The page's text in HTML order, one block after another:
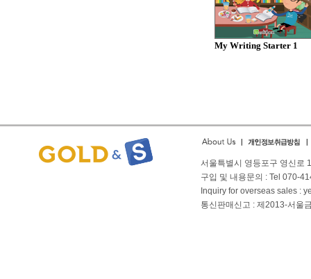
My Writing Starter 1
서울특별시 영등포구 영신로
구입 및 내용문의 : Tel 070-
Inquiry for overseas sales :
통신판매신고 : 제2013-서울